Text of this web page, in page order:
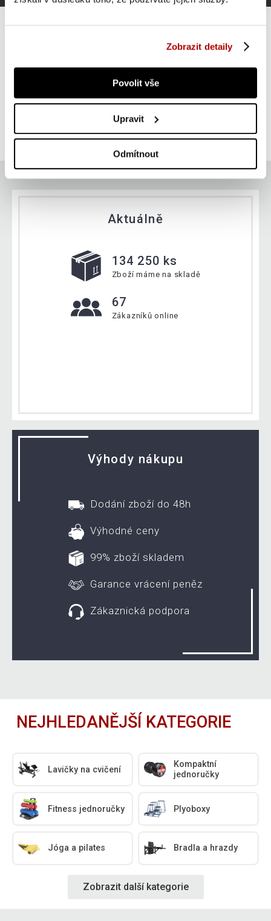
Zobrazit detaily
Povolit vše
Upravit
Odmítnout
Gorilla Sports Chromovaná činková tyč, 35 cm
ZLEVNĚNO -24 %
299 Kč
391 Kč
Do košíku
Aktuálně
134 250 ks
Zboží máme na skladě
67
Zákazníků online
Výhody nákupu
Dodání zboží do 48h
Výhodné ceny
99% zboží skladem
Garance vrácení peněz
Zákaznická podpora
NEJHLEDANĚJŠÍ KATEGORIE
Lavičky na cvičení
Kompaktní
jednoručky
Fitness jednoručky Plyoboxy
Jóga a pilates Bradla a hrazdy
Zobrazit další kategorie